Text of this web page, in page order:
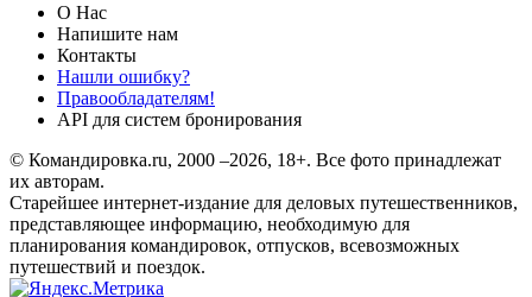
О Нас
Напишите нам
Контакты
Нашли ошибку?
Правообладателям!
API для систем бронирования
© Командировка.ru, 2000 –2026, 18+. Все фото принадлежат
их авторам.
Старейшее интернет-издание для деловых путешественников,
представляющее информацию, необходимую для
планирования командировок, отпусков, всевозможных
путешествий и поездок.